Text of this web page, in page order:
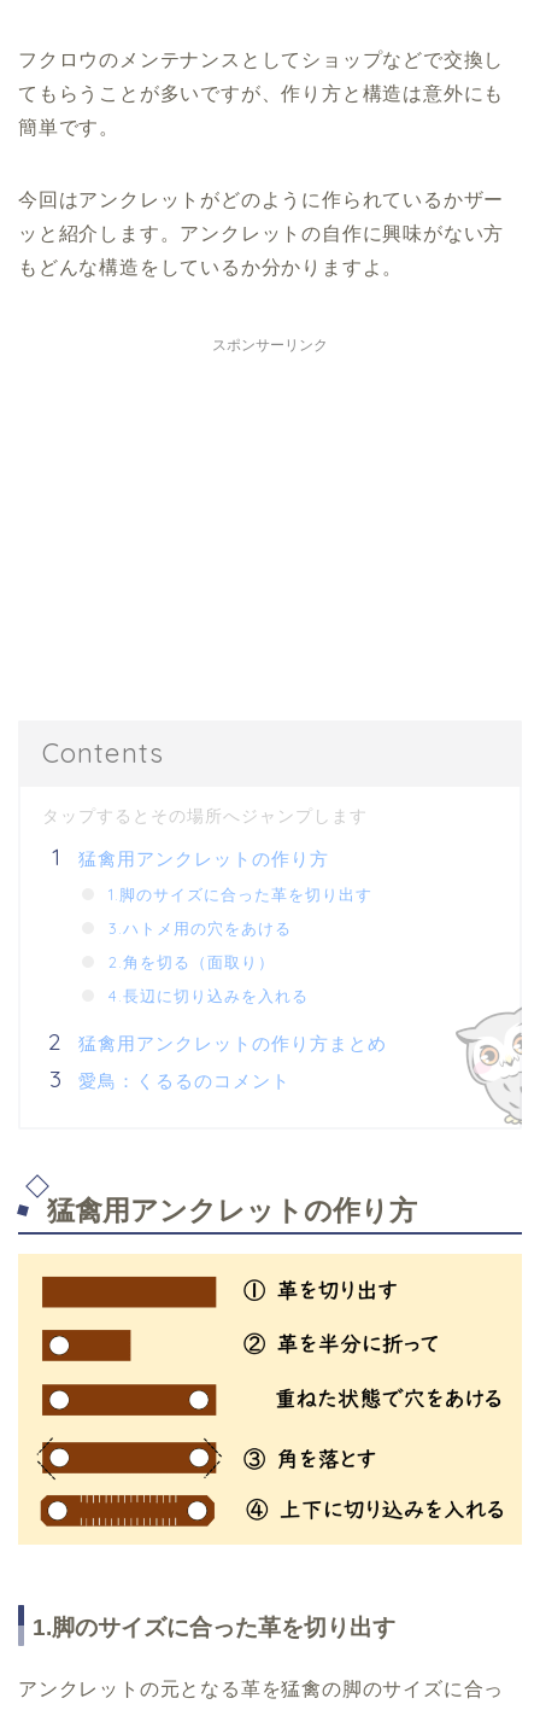
フクロウのメンテナンスとしてショップなどで交換し
てもらうことが多いですが、作り方と構造は意外にも
簡単です。
今回はアンクレットがどのように作られているかザー
ッと紹介します。アンクレットの自作に興味がない方
もどんな構造をしているか分かりますよ。
スポンサーリンク
Contents
猛禽用アンクレットの作り方
1.脚のサイズに合った革を切り出す
3.ハトメ用の穴をあける
2.角を切る（面取り）
4.長辺に切り込みを入れる
猛禽用アンクレットの作り方まとめ
愛鳥：くるるのコメント
猛禽用アンクレットの作り方
1.脚のサイズに合った革を切り出す
アンクレットの元となる革を猛禽の脚のサイズに合っ